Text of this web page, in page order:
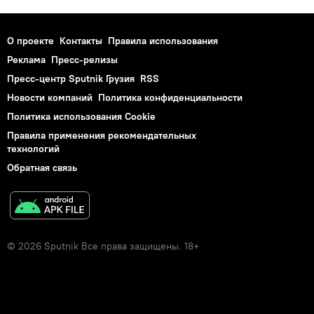
О проекте Контакты Правила использования
Реклама Пресс-релизы
Пресс-центр Sputnik Грузия RSS
Новости компаний Политика конфиденциальности
Политика использования Cookie
Правила применения рекомендательных
технологий
Обратная связь
© 2026 Sputnik Все права защищены. 18+